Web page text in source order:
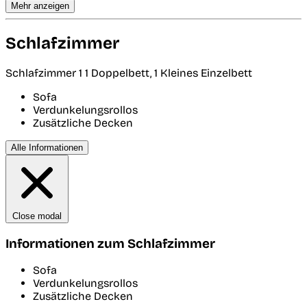
Mehr anzeigen
Schlafzimmer
Schlafzimmer 1 1 Doppelbett, 1 Kleines Einzelbett
Sofa
Verdunkelungsrollos
Zusätzliche Decken
Alle Informationen
Close modal
Informationen zum Schlafzimmer
Sofa
Verdunkelungsrollos
Zusätzliche Decken